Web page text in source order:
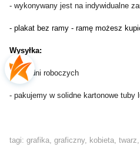
- wykonywany jest na indywidualne
- plakat bez ramy - ramę możesz
Wysyłka:
- do 2 dni roboczych
- pakujemy w solidne kartonowe tuby
tagi: grafika, graficzny, kobieta,